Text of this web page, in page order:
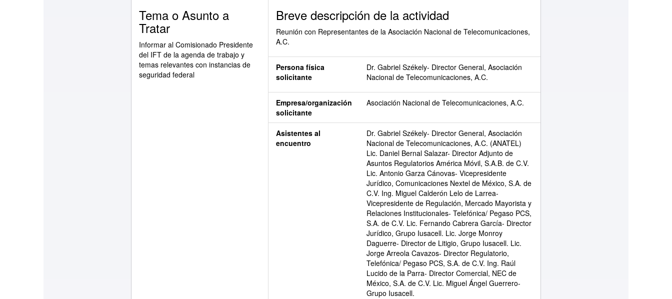
Tema o Asunto a
Tratar
Informar al Comisionado Presidente
del IFT de la agenda de trabajo y
temas relevantes con instancias de
seguridad federal
Breve descripción de la actividad
Reunión con Representantes de la Asociación Nacional de Telecomunicaciones,
A.C.
Persona física
solicitante
Dr. Gabriel Székely- Director General, Asociación
Nacional de Telecomunicaciones, A.C.
Empresa/organización
solicitante
Asociación Nacional de Telecomunicaciones, A.C.
Asistentes al
encuentro
Dr. Gabriel Székely- Director General, Asociación
Nacional de Telecomunicaciones, A.C. (ANATEL)
Lic. Daniel Bernal Salazar- Director Adjunto de
Asuntos Regulatorios América Móvil, S.A.B. de C.V.
Lic. Antonio Garza Cánovas- Vicepresidente
Jurídico, Comunicaciones Nextel de México, S.A. de
C.V. Ing. Miguel Calderón Lelo de Larrea-
Vicepresidente de Regulación, Mercado Mayorista y
Relaciones Institucionales- Telefónica/ Pegaso PCS,
S.A. de C.V. Lic. Fernando Cabrera García- Director
Jurídico, Grupo Iusacell. Lic. Jorge Monroy
Daguerre- Director de Litigio, Grupo Iusacell. Lic.
Jorge Arreola Cavazos- Director Regulatorio,
Telefónica/ Pegaso PCS, S.A. de C.V. Ing. Raúl
Lucido de la Parra- Director Comercial, NEC de
México, S.A. de C.V. Lic. Miguel Ángel Guerrero-
Grupo Iusacell.